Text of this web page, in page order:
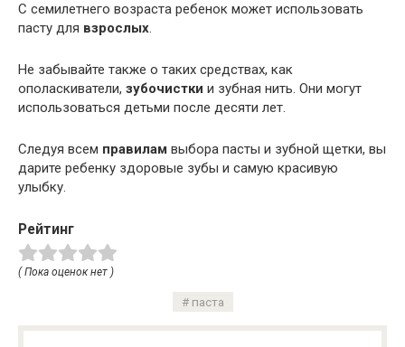
С семилетнего возраста ребенок может использовать
пасту для взрослых.
Не забывайте также о таких средствах, как
ополаскиватели, зубочистки и зубная нить. Они могут
использоваться детьми после десяти лет.
Следуя всем правилам выбора пасты и зубной щетки, вы
дарите ребенку здоровые зубы и самую красивую
улыбку.
Рейтинг
( Пока оценок нет )
паста